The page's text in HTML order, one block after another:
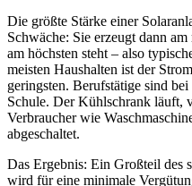
Die größte Stärke einer
Schwäche: Sie erzeugt dann
am höchsten steht – also
meisten Haushalten ist der
geringsten. Berufstätige sind
Schule. Der Kühlschrank läuft,
Verbraucher wie
abgeschaltet.
Das Ergebnis: Ein Großteil des
wird für eine minimale